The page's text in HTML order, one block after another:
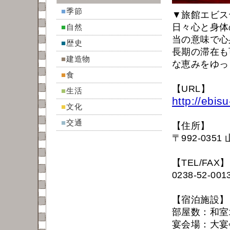
■季節
■自然
■歴史
■建造物
■食
■生活
■文化
■交通
▼旅館エビ
日々心と身
当の意味で
長期の滞在
な恵みをゆ
【URL】
http://
【住所】
〒992-0351
【TEL/FAX】
0238-52-
【宿泊施設】
部屋数：和
宴会場：大